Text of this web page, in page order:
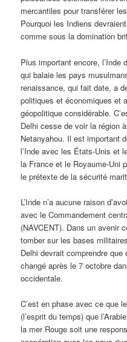
mercantiles pour transférer
Pourquoi les Indiens
comme sous la domination
Plus important encore,
qui balaie les pays
renaissance, qui fait date, a
politiques et économiques et
géopolitique considérable.
Delhi cesse de voir la région
Netanyahou. Il est important
l’Inde avec les États-Unis et
la France et le Royaume-Uni
le prétexte de la sécurité
L’Inde n’a aucune raison
avec le Commandement
(NAVCENT). Dans un avenir
tomber sur les bases
Delhi devrait comprendre
changé après le 7 octobre
occidentale.
C’est en phase avec ce que
(l’esprit du temps) que
la mer Rouge soit une